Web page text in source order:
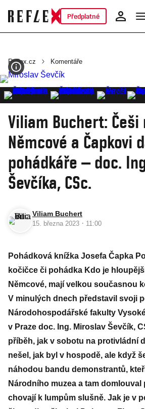
Předplatné
Reflex.cz Komentáře
Viliam Buchert:
Němcové a Čapkovi
pohádkáře – doc.
Ševčíka, CSc.
Viliam Buchert
15. března 2023 · 11:00
Pohádková knížka Josefa Čapka
kočičce či pohádka Kdo je
Němcové, mají velkou současnou
V minulých dnech představil svoji
Národohospodářské fakulty
v Praze doc. Ing. Miroslav Ševčík,
příběh, jak v sobotu na protivládní
nešel, jak byl v hospodě, ale když
náhodou bandu demonstrantů,
Národního muzea a tam
chovají k lumpům slušně. Jak je v